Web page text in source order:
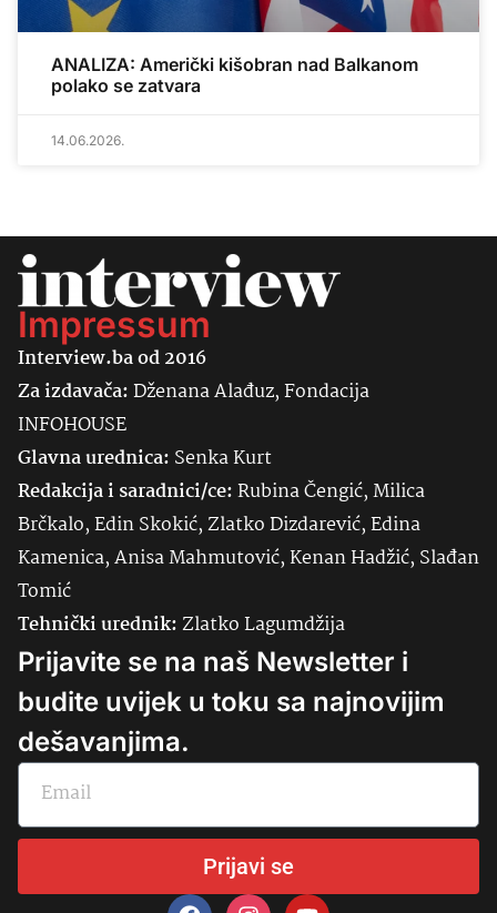
ANALIZA: Američki kišobran nad Balkanom
polako se zatvara
14.06.2026.
Impressum
Interview.ba od 2016
Za izdavača:Dženana Alađuz, Fondacija
INFOHOUSE
Glavna urednica: SenkaKurt
Redakcija i saradnici/ce:Rubina Čengić, Milica
Brčkalo, Edin Skokić, Zlatko Dizdarević, Edina
Kamenica, Anisa Mahmutović, Kenan Hadžić, Slađan
Tomić
Tehnički urednik:Zlatko Lagumdžija
Prijavite se na naš Newsletter i
budite uvijek u toku sa najnovijim
dešavanjima.
Prijavi se